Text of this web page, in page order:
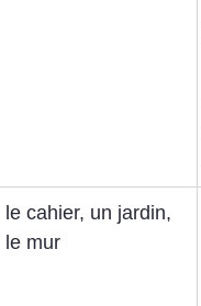
le cahier, un jardin,
le mur